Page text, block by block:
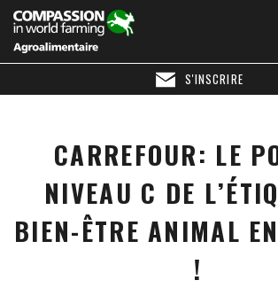
S'INSCRIRE
CARREFOUR: LE
NIVEAU C DE
BIEN-ÊTRE ANIMAL
!